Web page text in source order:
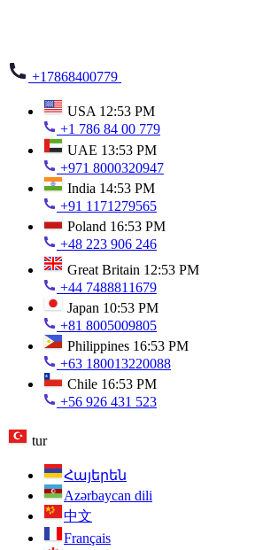
+17868400779
USA 12:53 PM
+1 786 84 00 779
UAE 13:53 PM
+971 8000320947
India 14:53 PM
+91 1171279565
Poland 16:53 PM
+48 223 906 246
Great Britain 12:53 PM
+44 7488811679
Japan 10:53 PM
+81 8005009805
Philippines 16:53 PM
+63 180013220088
Chile 16:53 PM
+56 926 431 523
tur
Հայերեն
Azərbaycan dili
中文
Français